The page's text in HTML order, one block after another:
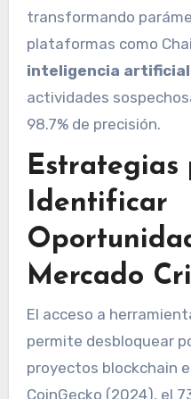
transformando
plataformas como
inteligencia artificial
actividades
98.7% de precisión.
Estrategias
Identificar
Mercado
El acceso a
permite desbloquear
proyectos blockchain
CoinGecko (2024), el